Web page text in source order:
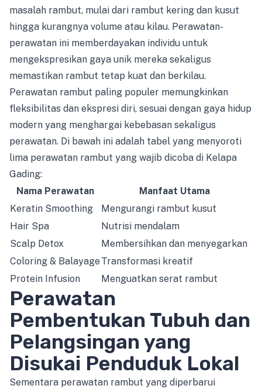
masalah rambut, mulai dari rambut kering dan kusut
hingga kurangnya volume atau kilau. Perawatan-
perawatan ini memberdayakan individu untuk
mengekspresikan gaya unik mereka sekaligus
memastikan rambut tetap kuat dan berkilau.
Perawatan rambut paling populer memungkinkan
fleksibilitas dan ekspresi diri, sesuai dengan gaya hidup
modern yang menghargai kebebasan sekaligus
perawatan. Di bawah ini adalah tabel yang menyoroti
lima perawatan rambut yang wajib dicoba di Kelapa
Gading:
Nama Perawatan
Manfaat Utama
Keratin Smoothing
Mengurangi rambut kusut
Hair Spa
Nutrisi mendalam
Scalp Detox
Membersihkan dan menyegarkan
Coloring & BalayageTransformasi kreatif
Protein Infusion
Menguatkan serat rambut
Perawatan
Pembentukan Tubuh dan
Pelangsingan yang
Disukai Penduduk Lokal
Sementara perawatan rambut yang diperbarui